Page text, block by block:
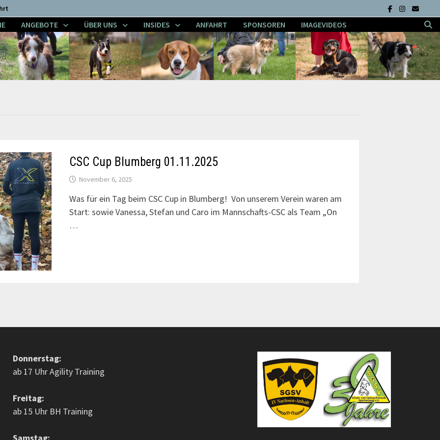
ANGEBOTE ÜBER UNS INSIDES ANFAHRT SPONSOREN IMAGEVIDEOS
CSC Cup Blumberg 01.11.2025
November 6, 2025
Was für ein Tag beim CSC Cup in Blumberg! Von unserem Verein waren am
Start: sowie Vanessa, Stefan und Caro im Mannschafts-CSC als Team „On
…
Donnerstag:
ab 17 Uhr Agility Training
Freitag:
ab 15 Uhr BH Training